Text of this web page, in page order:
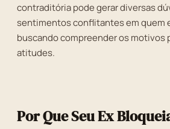
contraditória pode gerar diversas
sentimentos conflitantes em quem
buscando compreender os motivos
atitudes.
Por Que Seu Ex